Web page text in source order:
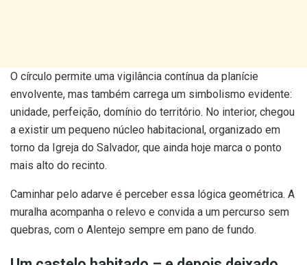
O círculo permite uma vigilância contínua da planície
envolvente, mas também carrega um simbolismo evidente:
unidade, perfeição, domínio do território. No interior, chegou
a existir um pequeno núcleo habitacional, organizado em
torno da Igreja do Salvador, que ainda hoje marca o ponto
mais alto do recinto.
Caminhar pelo adarve é perceber essa lógica geométrica. A
muralha acompanha o relevo e convida a um percurso sem
quebras, com o Alentejo sempre em pano de fundo.